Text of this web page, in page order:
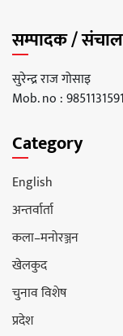
सम्पादक /
सुरेन्द्र राज गोसाइ
Mob. no : 9851131591
Category
English
अन्तर्वार्ता
कला–मनोरञ्जन
खेलकुद
चुनाव विशेष
प्रदेश